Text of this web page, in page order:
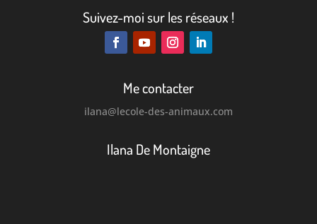
Suivez-moi sur les réseaux !
Me contacter
ilana@lecole-des-animaux.com
Ilana De Montaigne